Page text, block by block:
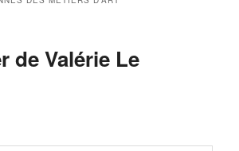
de Valérie Le